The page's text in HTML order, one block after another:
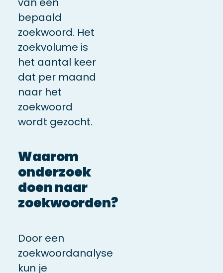
bepaald
zoekwoord. Het
zoekvolume is
het aantal keer
dat per maand
naar het
zoekwoord
wordt gezocht.
Waarom
onderzoek
doen naar
zoekwoorden?
Door een
zoekwoordanalyse
kun je